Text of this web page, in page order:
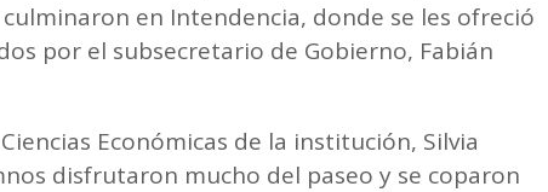
en Intendencia, donde se les ofreció
por el subsecretario de Gobierno, Fabián
Económicas de la institución, Silvia
disfrutaron mucho del paseo y se coparon